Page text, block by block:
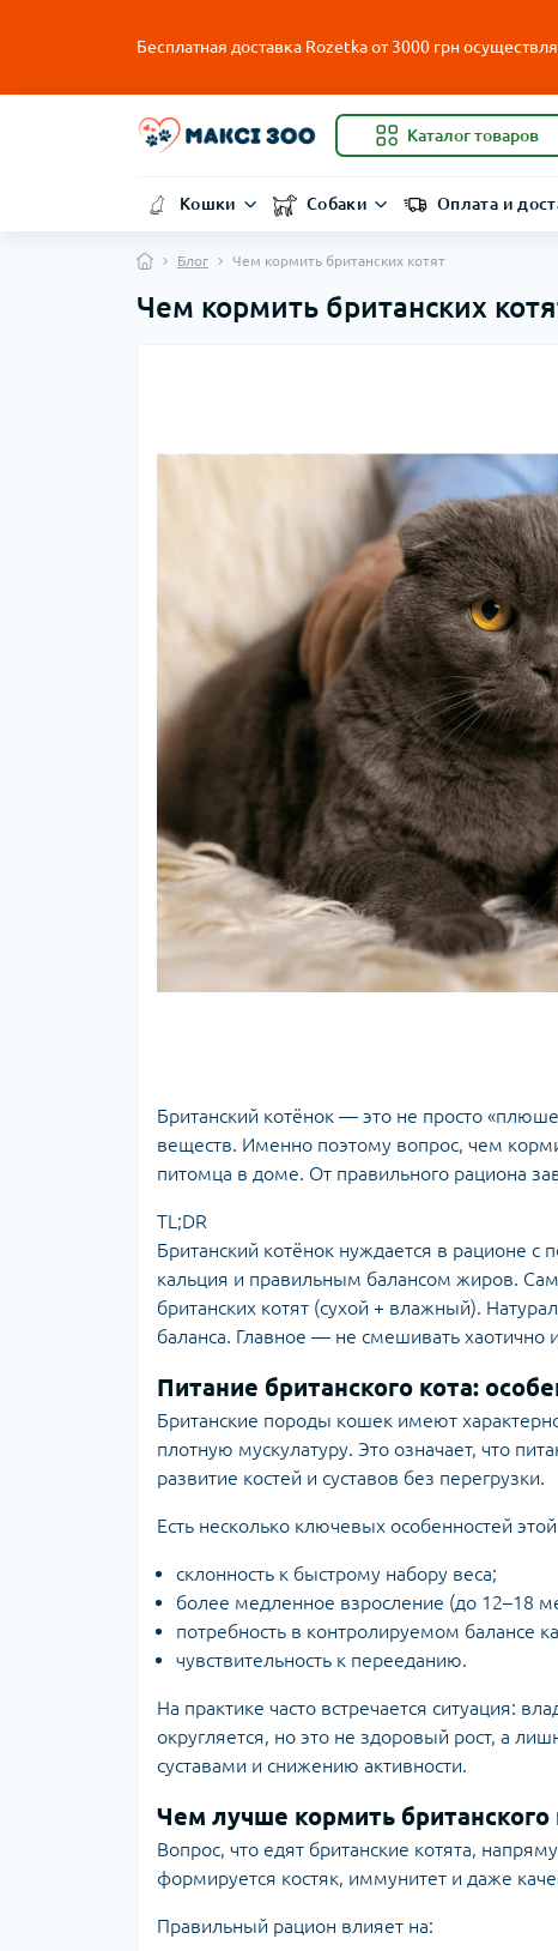
Бесплатная доставка Rozetka от3000 грн
Каталог товаров
Кошки Собаки Оплата и
Блог Чем кормить британских котят
Чем кормить британских
Британский котёнок — это не просто
веществ. Именно поэтому вопрос, чем
питомца в доме. От правильного рациона
TL;DR
Британский котёнок нуждается в рационе
кальция и правильным балансом жиров.
британских котят (сухой + влажный).
баланса. Главное — не смешивать хаотично
Питание британского кота:
Британские породы кошек имеют
плотную мускулатуру. Это означает, что
развитие костей и суставов без перегрузки.
Есть несколько ключевых особенностей
склонность к быстрому набору веса;
более медленное взросление (до 12–18
потребность в контролируемом балансе
чувствительность к перееданию.
На практике часто встречается ситуация:
округляется, но это не здоровый рост, а
суставами и снижению активности.
Чем лучше кормить британского
Вопрос, что едят британские котята,
формируется костяк, иммунитет и даже
Правильный рацион влияет на: